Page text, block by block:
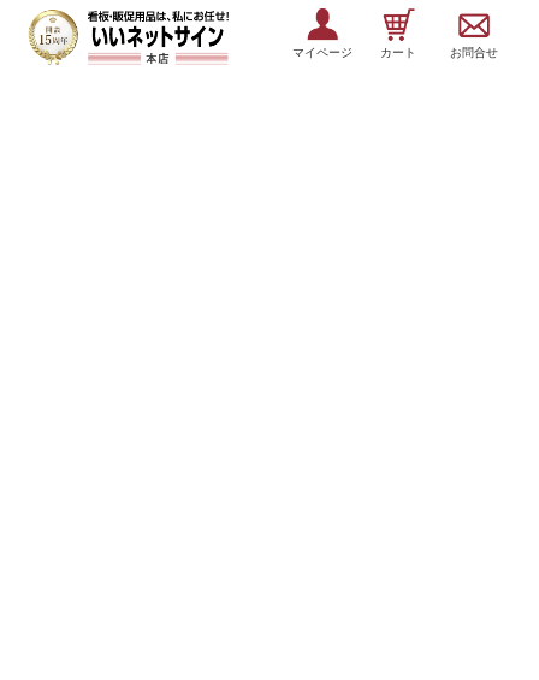
マイページ カート お問合せ